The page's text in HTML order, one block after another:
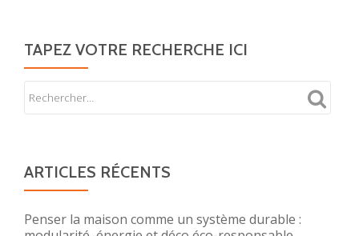
TAPEZ VOTRE RECHERCHE ICI
ARTICLES RÉCENTS
Penser la maison comme un système durable :